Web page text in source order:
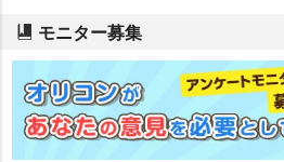
モニター募集